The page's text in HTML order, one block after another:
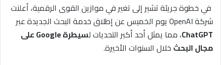
في خطوة جريئة تشير إلى تغير في موازين القوى الرقمية، أعلنت
شركة OpenAI يوم الخميس عن إطلاق خدمة البحث الجديدة عبر
ChatGPT، مما يمثل أحد أكبر التحديات ل
سيطرة Google على
مجال البحث خلال السنوات الأخيرة.